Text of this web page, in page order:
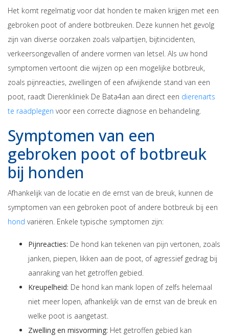
Het komt regelmatig voor dat honden te maken krijgen met een
gebroken poot of andere botbreuken. Deze kunnen het gevolg
zijn van diverse oorzaken zoals valpartijen, bijtincidenten,
verkeersongevallen of andere vormen van letsel. Als uw hond
symptomen vertoont die wijzen op een mogelijke botbreuk,
zoals pijnreacties, zwellingen of een afwijkende stand van een
poot, raadt Dierenkliniek De Bata4an aan direct een dierenarts
te raadplegen voor een correcte diagnose en behandeling.
Symptomen van een
gebroken poot of botbreuk
bij honden
Afhankelijk van de locatie en de ernst van de breuk, kunnen de
symptomen van een gebroken poot of andere botbreuk bij een
hond variëren. Enkele typische symptomen zijn:
Pijnreacties: De hond kan tekenen van pijn vertonen, zoals
janken, piepen, likken aan de poot, of agressief gedrag bij
aanraking van het getroffen gebied.
Kreupelheid: De hond kan mank lopen of zelfs helemaal
niet meer lopen, afhankelijk van de ernst van de breuk en
welke poot is aangetast.
Zwelling en misvorming: Het getroffen gebied kan